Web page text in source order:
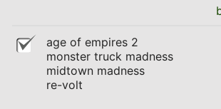
age of empires 2
monster truck madness
midtown madness
re-volt